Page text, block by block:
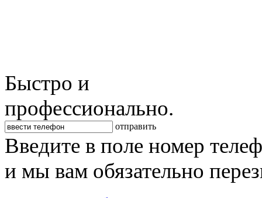
Быстро и
профессионально.
отправить
Введите в поле номер
и мы вам обязательно